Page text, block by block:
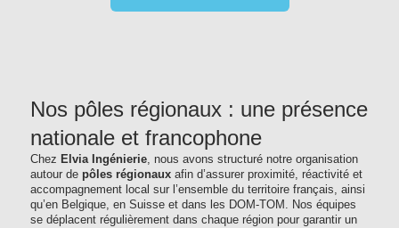
Nos pôles régionaux : une présence
nationale et francophone
Chez Elvia Ingénierie, nous avons structuré notre organisation
autour de pôles régionaux afin d’assurer proximité, réactivité et
accompagnement local sur l’ensemble du territoire français, ainsi
qu’en Belgique, en Suisse et dans les DOM-TOM. Nos équipes
se déplacent régulièrement dans chaque région pour garantir un